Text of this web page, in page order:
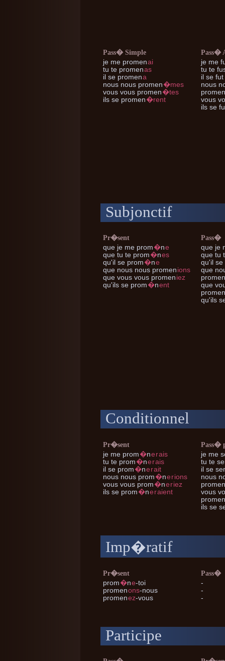
Pass� Simple
je me promenai
tu te promenas
il se promena
nous nous promen�mes
vous vous promen�tes
ils se promen�rent
Pass�
je me
tu te
il se fut
nous
promen
vous
ils se
Subjonctif
Pr�sent
que je me prom�ne
que tu te prom�nes
qu'il se prom�ne
que nous nous promenions
que vous vous promeniez
qu'ils se prom�nent
Pass�
que je
que tu
qu'il se
que
promen
que
promen
qu'ils
Conditionnel
Pr�sent
je me prom�nerais
tu te prom�nerais
il se prom�nerait
nous nous prom�nerions
vous vous prom�neriez
ils se prom�neraient
Pass�
je me
tu te
il se
nous
promen
vous
promen
ils se
Imp�ratif
Pr�sent
prom�ne-toi
promenons-nous
promenez-vous
Pass�
-
-
-
Participe